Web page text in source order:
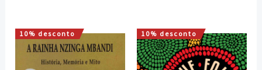
10% desconto
O
preço
original
O
preço
atual
10% desconto
O
preço
original
O
preço
atual